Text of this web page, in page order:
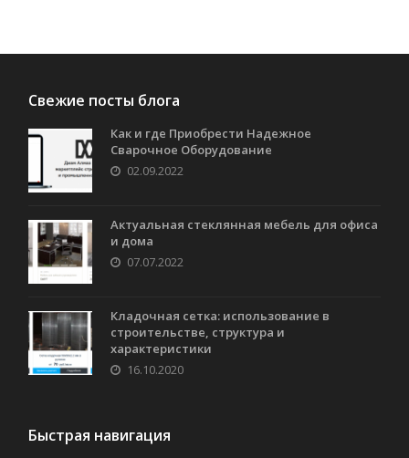
Свежие посты блога
Как и где Приобрести Надежное
Сварочное Оборудование
02.09.2022
Актуальная стеклянная мебель для офиса
и дома
07.07.2022
Кладочная сетка: использование в
строительстве, структура и
характеристики
16.10.2020
Быстрая навигация